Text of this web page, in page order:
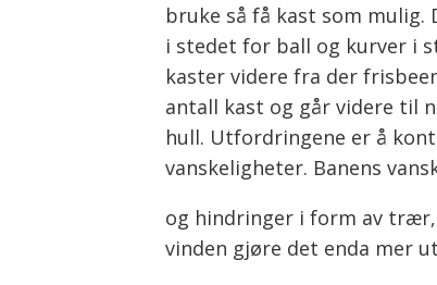
bruke så få kast som
i stedet for ball og kurver i
kaster videre fra der
antall kast og går videre til
hull. Utfordringene er å
vanskeligheter. Banens
og hindringer i form av trær,
vinden gjøre det enda mer